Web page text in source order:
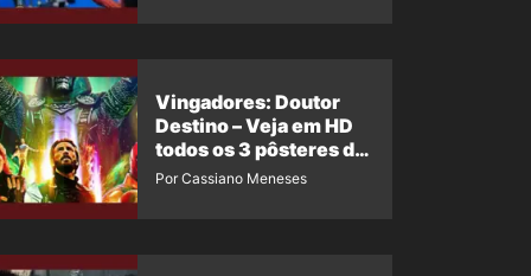
Vingadores: Doutor
Destino – Veja em HD
todos os 3 pôsteres de
‘Doomsday’ + 1 imagem
Por Cassiano Meneses